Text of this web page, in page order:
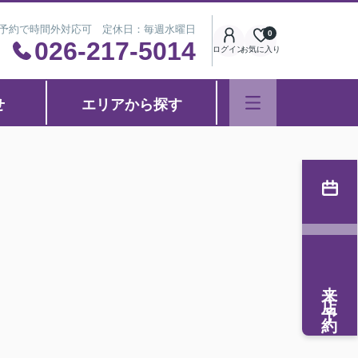
約で時間外対応可 定休日：毎週水曜日
026-217-5014 ログインお気に入り
0
エリアから探す
来店予約